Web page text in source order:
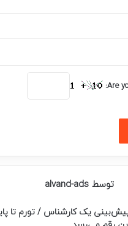
Are
توسط alvand-ads
یک کارشناس / تورم تا